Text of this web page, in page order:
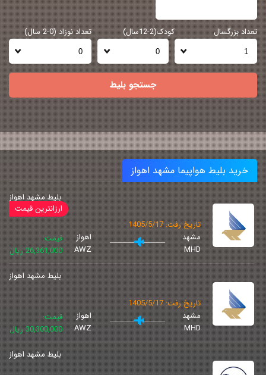
تعداد بزرگسال کودک(2-12سال) تعداد نوزاد (0-2 سال)
جستجو بلیط
خرید بلیط هواپیما مشهد اهواز
بلیط مشهد اهواز
تاریخ رفت: 1405/5/17
مشهد
MHD
اهواز
AWZ
قیمت:
26,361,000 ریال
بلیط مشهد اهواز
تاریخ رفت: 1405/5/17
مشهد
MHD
اهواز
AWZ
قیمت:
30,300,000 ریال
بلیط مشهد اهواز